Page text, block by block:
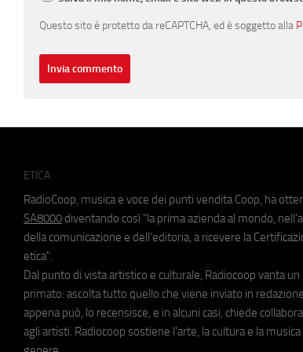
Questo sito è protetto da reCAPTCHA, ed è soggetto alla
ETICA
RadioCoop, musica e voce dei punti vendita Coop, ha
SA8000 diventando così "la prima azienda al mondo,
della comunicazione e dell'editoria, a ricevere la
etica".
Dal punto di vista artistico e culturale, Radiocoop vanta un
primato: ascolta tutto quello che viene inviato in
appena può, lo recensisce, e in alcuni casi, chiede
agli artisti. Radiocoop sostiene l'arte, la cultura e la musica